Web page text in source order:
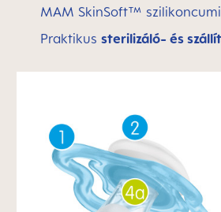
MAM SkinSoft™ szilikoncumi
Praktikus sterilizáló- és